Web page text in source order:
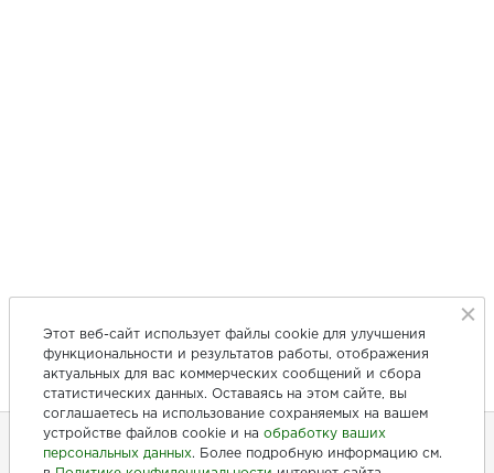
Этот веб-сайт использует файлы cookie для улучшения
функциональности и результатов работы, отображения
актуальных для вас коммерческих сообщений и сбора
статистических данных. Оставаясь на этом сайте, вы
соглашаетесь на использование сохраняемых на вашем
устройстве файлов cookie и на обработку ваших
персональных данных. Более подробную информацию см.